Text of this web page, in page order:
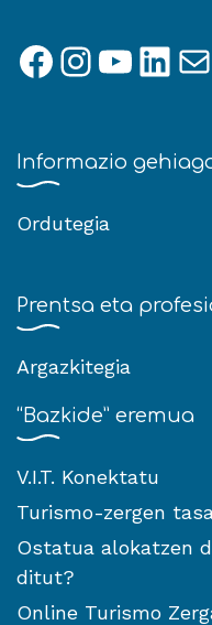
Facebook
Informazio
Ordutegia
Prentsa eta
Argazkitegia
“Bazkide” eremua
V.I.T. Konektatu
Turismo-zergen
Ostatua alokatzen
ditut?
Online Turismo